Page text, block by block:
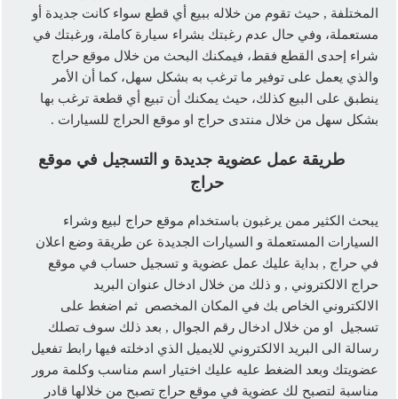
المختلفة , حيث تقوم من خلاله ببيع أي قطع سواء كانت جديدة أو
مستعملة، وفي حال عدم رغبتك بشراء سيارة كاملة، ورغبتك في
شراء إحدى القطع فقط، فيمكنك البحث من خلال موقع حراج
والذي يعمل على توفير ما ترغب به بشكل سهل، كما أن الأمر
ينطبق على البيع كذلك، حيث يمكنك أن تبيع أي قطعة ترغب بها
بشكل سهل من خلال منتدى حراج او موقع الحراج للسيارات .
طريقة عمل عضوية جديدة و التسجيل في موقع
حراج
يبحث الكثير ممن يرغبون باستخدام موقع حراج لبيع وشراء
السيارات المستعملة و السيارات الجديدة عن طريقة وضع اعلان
في حراج , بداية عليك عمل عضوية و تسجيل حساب في موقع
حراج الالكتروني , و ذلك من خلال ادخال عنوان البريد
الالكتروني الخاص بك في المكان المخصص ثم اضغط على
تسجيل او من خلال ادخال رقم الجوال , بعد ذلك سوف تصلك
رسالة الى البريد الالكتروني للايميل الذي ادخلته فيها رابط تفعيل
عضويتك وبعد الضغط عليه عليك اختيار اسم مناسب وكلمة مرور
مناسبة لتصبح لك عضوية في موقع حراج تصبح من خلالها قادر